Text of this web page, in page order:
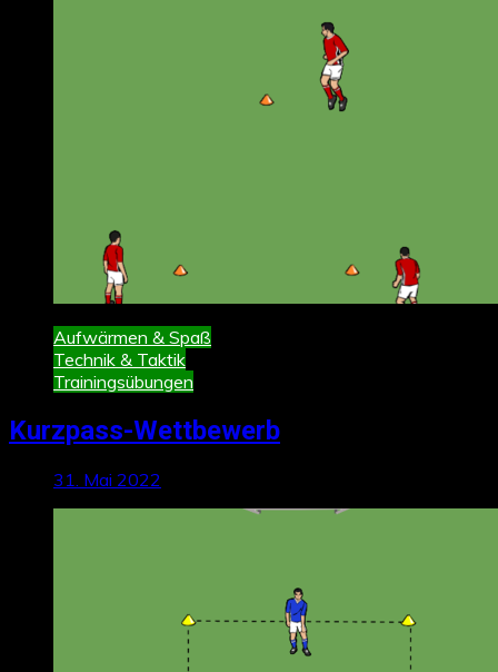
Aufwärmen & Spaß
Technik & Taktik
Trainingsübungen
Kurzpass-Wettbewerb
31. Mai 2022